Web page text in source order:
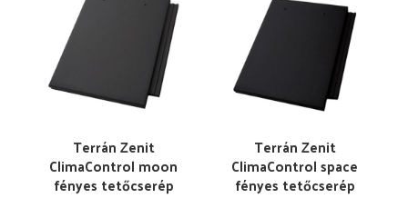
Terrán Zenit
ClimaControl moon
fényes tetőcserép
Terrán Zenit
ClimaControl space
fényes tetőcserép